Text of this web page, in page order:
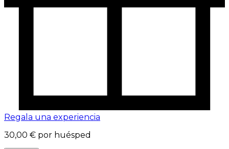
Regala una experiencia
30,00 € por huésped